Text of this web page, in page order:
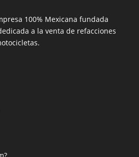
100% Mexicana fundada
a la venta de refacciones